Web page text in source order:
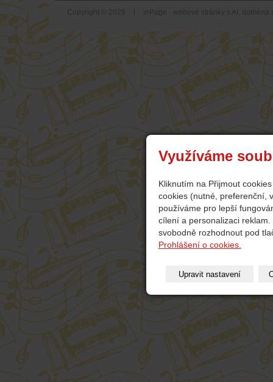
Copyright © 2026 inPage - webové stránky s AI, doména
Využíváme
Kliknutím na Přijmout
cookies (nutné, preferenční,
používáme pro lepší
cílení a personalizaci
svobodně rozhodnout pod
Prohlášení o cookies.
Upravit nastavení